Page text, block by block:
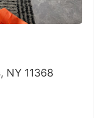
NY 11368